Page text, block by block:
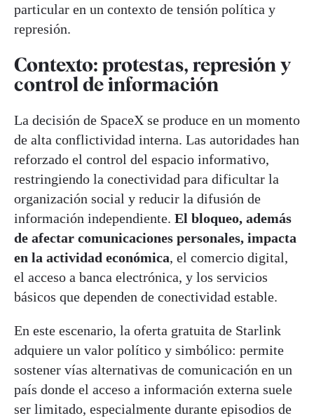
particular en un contexto de tensión política y
represión.
Contexto: protestas, represión y
control de información
La decisión de SpaceX se produce en un momento
de alta conflictividad interna. Las autoridades han
reforzado el control del espacio informativo,
restringiendo la conectividad para dificultar la
organización social y reducir la difusión de
información independiente. El bloqueo, además
de afectar comunicaciones personales, impacta
en la actividad económica, el comercio digital,
el acceso a banca electrónica, y los servicios
básicos que dependen de conectividad estable.
En este escenario, la oferta gratuita de Starlink
adquiere un valor político y simbólico: permite
sostener vías alternativas de comunicación en un
país donde el acceso a información externa suele
ser limitado, especialmente durante episodios de